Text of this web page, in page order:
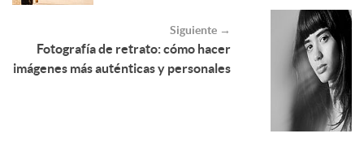
Siguiente →
Fotografía de retrato: cómo hacer
imágenes más auténticas y personales